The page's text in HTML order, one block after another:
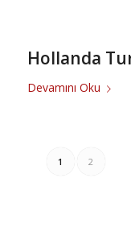
Hollanda
Devamını Oku
1 2